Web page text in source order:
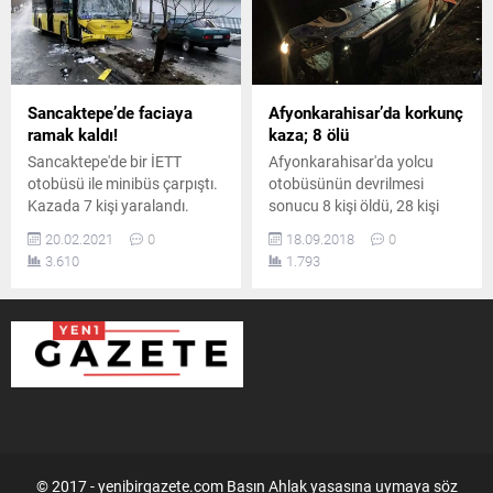
Sancaktepe’de faciaya
ramak kaldı!
Sancaktepe'de bir İETT
otobüsü ile minibüs çarpıştı.
Kazada 7 kişi yaralandı.
20.02.2021
0
3.610
Afyonkarahisar’da korkunç
kaza; 8 ölü
Afyonkarahisar'da yolcu
otobüsünün devrilmesi
sonucu 8 kişi öldü, 28 kişi
yaralandı.
18.09.2018
0
1.793
© 2017 - yenibirgazete.com Basın Ahlak yasasına uymaya söz